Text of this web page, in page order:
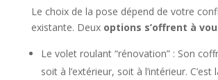
Le choix de la pose dépend de votre
existante. Deux options s’offrent à
Le volet roulant “rénovation” : Son
soit à l’extérieur, soit à l’intérieur. C’est